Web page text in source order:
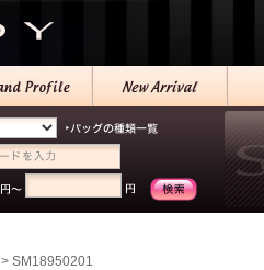
> SM18950201